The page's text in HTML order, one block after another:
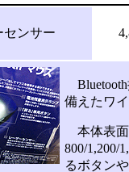
センサー
備えたワ
本体表面
800/1,200/
るボタン